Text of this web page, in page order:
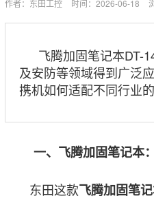
作者：东田工控 时间：2026-06-18
飞腾加固笔记本DT-
及安防等领域得到广泛
携机如何适配不同行业的
一、飞腾加固笔记本
东田这款飞腾加固笔